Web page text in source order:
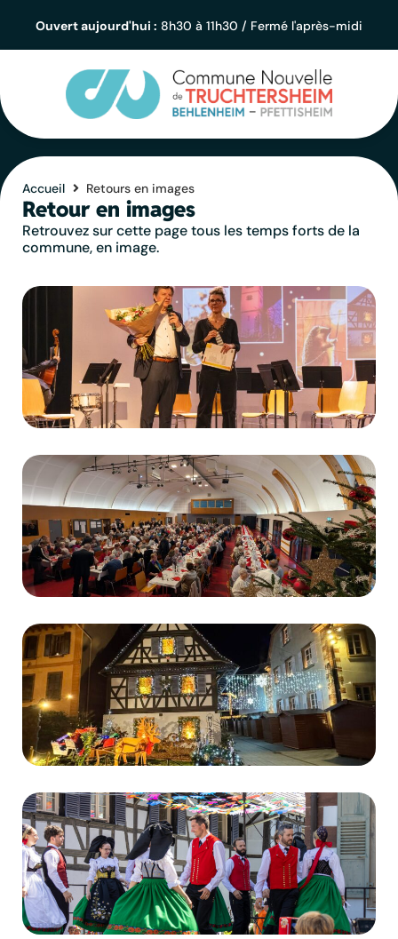
principalOuvert aujourd'hui : 8h30 à 11h30 / Fermé l'après-midi
Accueil Retours en images
Retour en images
Retrouvez sur cette page tous les temps forts de la
commune, en image.
Soirée des voeux du Maire
2026
Voir le portfolio
Fête des ainés 2025
Voir le portfolio
Eskapades de Noël 2025
Voir le portfolio
Messti 2025
Voir le portfolio